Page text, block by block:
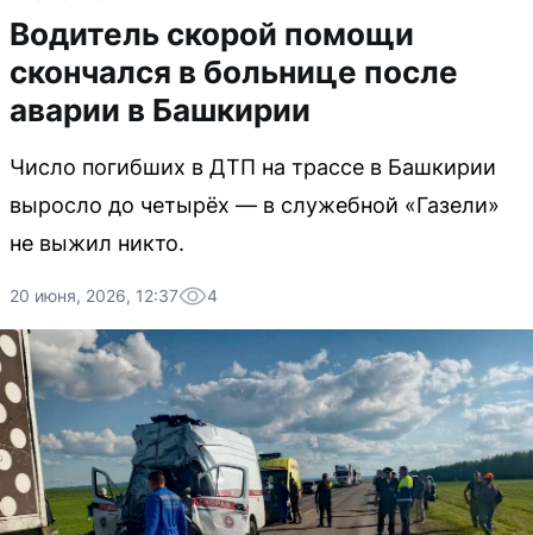
Водитель скорой помощи
скончался в больнице после
аварии в Башкирии
Число погибших в ДТП на трассе в Башкирии
выросло до четырёх — в служебной «Газели»
не выжил никто.
20 июня, 2026, 12:37 4